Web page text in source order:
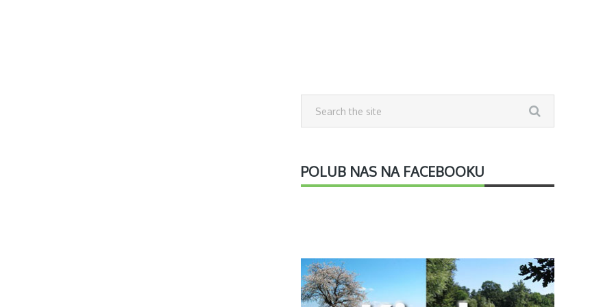
POLUB NAS NA FACEBOOKU